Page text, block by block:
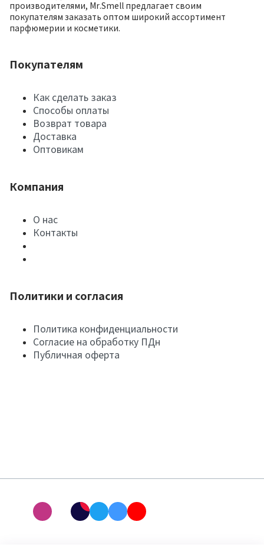
производителями, Mr.Smell предлагает своим
покупателям заказать оптом широкий ассортимент
парфюмерии и косметики.
Покупателям
Как сделать заказ
Способы оплаты
Возврат товара
Доставка
Оптовикам
Компания
О нас
Контакты
Политики и согласия
Политика конфиденциальности
Согласие на обработку ПДн
Публичная оферта